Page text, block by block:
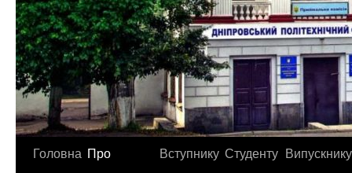
Головна Про
Вступнику Студенту Випускнику